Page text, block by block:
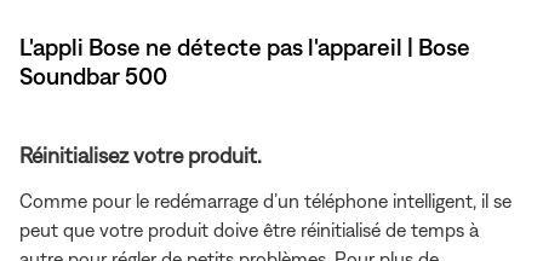
L'appli Bose ne détecte pas l'appareil | Bose
Soundbar 500
Réinitialisez votre produit.
Comme pour le redémarrage d’un téléphone intelligent, il se
peut que votre produit doive être réinitialisé de temps à